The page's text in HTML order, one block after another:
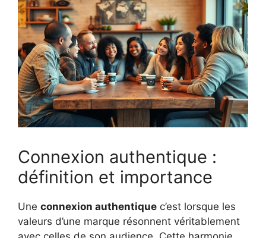
Connexion authentique :
définition et importance
Une connexion authentique c’est lorsque les
valeurs d’une marque résonnent véritablement